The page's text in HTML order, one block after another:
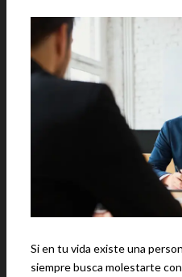
Si en tu vida existe una
siempre busca molestarte